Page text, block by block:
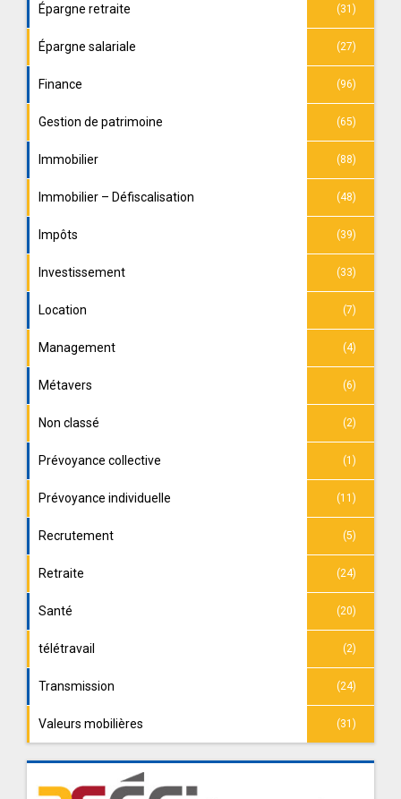
Épargne retraite (31)
Épargne salariale (27)
Finance (96)
Gestion de patrimoine (65)
Immobilier (88)
Immobilier – Défiscalisation (48)
Impôts (39)
Investissement (33)
Location (7)
Management (4)
Métavers (6)
Non classé (2)
Prévoyance collective (1)
Prévoyance individuelle (11)
Recrutement (5)
Retraite (24)
Santé (20)
télétravail (2)
Transmission (24)
Valeurs mobilières (31)